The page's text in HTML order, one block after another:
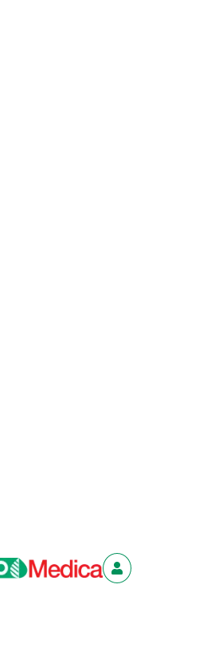
– 30 კაფსულა
მაღალი ქოლესტერინის
დონეს
ფუნქციონირებას
და გულ-
დაავადებების
ქოლესტერინის ტრადიციული
(მაგალითად, სტატინების)
შესაფერისია ხანგრძლივი
აჩვენა, რომ 3 თვის
1 კაფსულის მიღება,
მავნე LDL